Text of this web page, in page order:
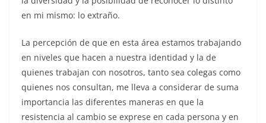
en mi mismo: lo extraño.
La percepción de que en esta área estamos trabajando
en niveles que hacen a nuestra identidad y la de
quienes trabajan con nosotros, tanto sea colegas como
quienes nos consultan, me lleva a considerar de suma
importancia las diferentes maneras en que la
resistencia al cambio se exprese en cada persona y en